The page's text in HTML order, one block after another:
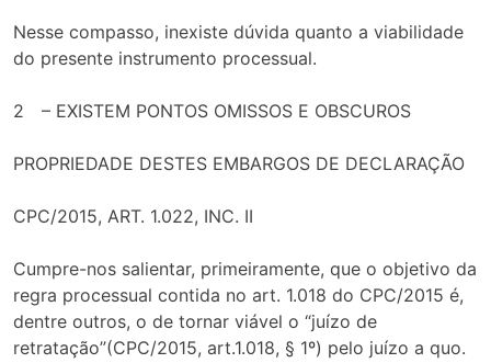
Nesse compasso, inexiste dúvida quanto a viabilidade
do presente instrumento processual.
2 – EXISTEM PONTOS OMISSOS E OBSCUROS
PROPRIEDADE DESTES EMBARGOS DE DECLARAÇÃO
CPC/2015, ART. 1.022, INC. II
Cumpre-nos salientar, primeiramente, que o objetivo da
regra processual contida no art. 1.018 do CPC/2015 é,
dentre outros, o de tornar viável o “juízo de
retratação”(CPC/2015, art.1.018, § 1º) pelo juízo a quo.